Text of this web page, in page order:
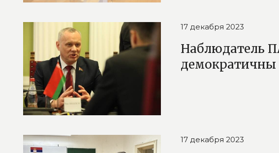
17 декабря 2023
Наблюдатель
демократичны
17 декабря 2023